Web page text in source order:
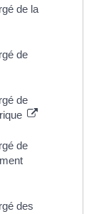
de la
de
de
de
des